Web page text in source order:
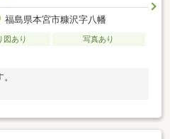
福島県本宮市糠沢字八幡
図あり
写真あり